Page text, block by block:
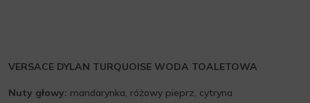
VERSACE DYLAN TURQUOISE WODA TOALETOWA
Nuty głowy: mandarynka, różowy pieprz, cytryna